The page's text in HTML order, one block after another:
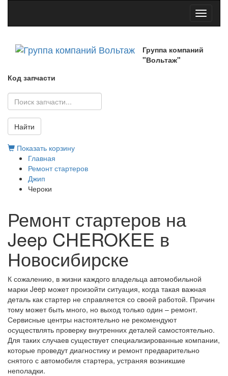
Toggle
Группа компаний
"Вольтаж"
Код запчасти
Найти
Показать корзину
Главная
Ремонт стартеров
Джип
Чероки
Ремонт стартеров на
Jeep CHEROKEE в
Новосибирске
К сожалению, в жизни каждого владельца автомобильной
марки Jeep может произойти ситуация, когда такая важная
деталь как стартер не справляется со своей работой. Причин
тому может быть много, но выход только один – ремонт.
Сервисные центры настоятельно не рекомендуют
осуществлять проверку внутренних деталей самостоятельно.
Для таких случаев существует специализированные компании,
которые проведут диагностику и ремонт предварительно
снятого с автомобиля стартера, устраняя возникшие
неполадки.